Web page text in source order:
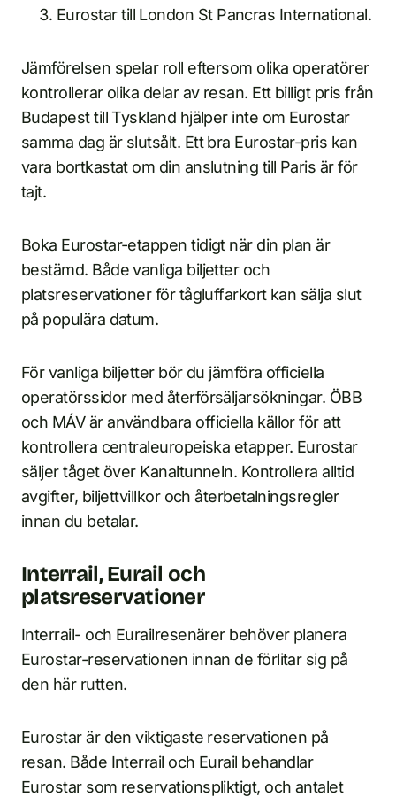
Eurostar till London St Pancras International.
Jämförelsen spelar roll eftersom olika operatörer
kontrollerar olika delar av resan. Ett billigt pris från
Budapest till Tyskland hjälper inte om Eurostar
samma dag är slutsålt. Ett bra Eurostar-pris kan
vara bortkastat om din anslutning till Paris är för
tajt.
Boka Eurostar-etappen tidigt när din plan är
bestämd. Både vanliga biljetter och
platsreservationer för tågluffarkort kan sälja slut
på populära datum.
För vanliga biljetter bör du jämföra officiella
operatörssidor med återförsäljarsökningar. ÖBB
och MÁV är användbara officiella källor för att
kontrollera centraleuropeiska etapper. Eurostar
säljer tåget över Kanaltunneln. Kontrollera alltid
avgifter, biljettvillkor och återbetalningsregler
innan du betalar.
Interrail, Eurail och
platsreservationer
Interrail- och Eurailresenärer behöver planera
Eurostar-reservationen innan de förlitar sig på
den här rutten.
Eurostar är den viktigaste reservationen på
resan. Både Interrail och Eurail behandlar
Eurostar som reservationspliktigt, och antalet